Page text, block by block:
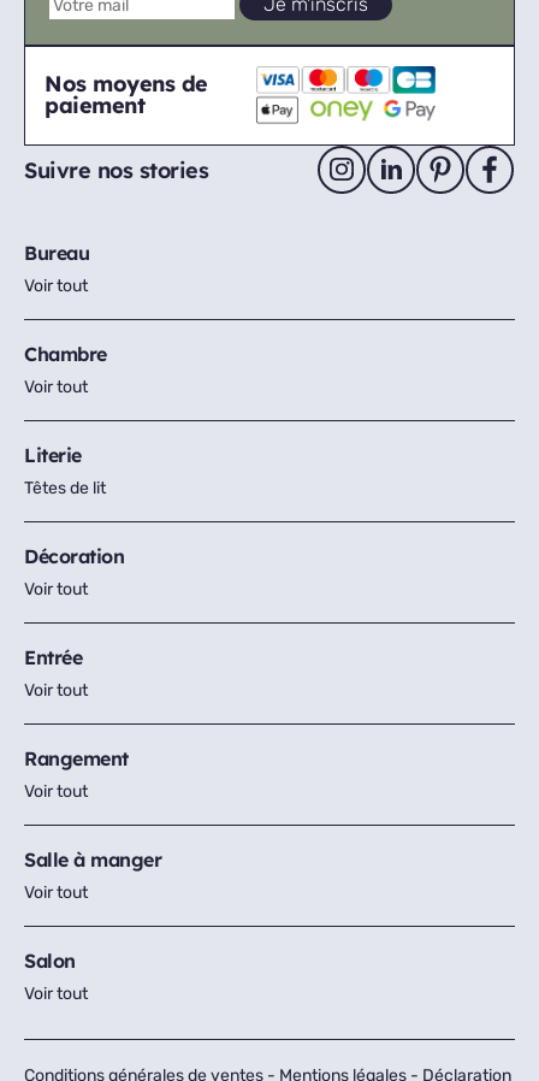
Nos moyens de
paiement
Suivre nos stories
Bureau
Voir tout
Chambre
Voir tout
Literie
Têtes de lit
Décoration
Voir tout
Entrée
Voir tout
Rangement
Voir tout
Salle à manger
Voir tout
Salon
Voir tout
Conditions générales de ventes - Mentions légales - Déclaration